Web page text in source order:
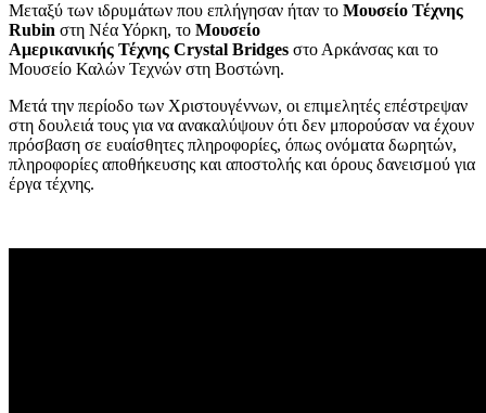
Μεταξύ των ιδρυμάτων που επλήγησαν ήταν το Μουσείο Τέχνης
Rubin στη Νέα Υόρκη, το Μουσείο
Αμερικανικής Τέχνης Crystal Bridges στο Αρκάνσας και το
Μουσείο Καλών Τεχνών στη Βοστώνη.
Μετά την περίοδο των Χριστουγέννων, οι επιμελητές επέστρεψαν
στη δουλειά τους για να ανακαλύψουν ότι δεν μπορούσαν να έχουν
πρόσβαση σε ευαίσθητες πληροφορίες, όπως ονόματα δωρητών,
πληροφορίες αποθήκευσης και αποστολής και όρους δανεισμού για
έργα τέχνης.